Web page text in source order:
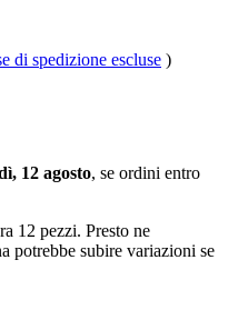
di spedizione escluse )
12 agosto, se ordini entro
12 pezzi. Presto ne
potrebbe subire variazioni se